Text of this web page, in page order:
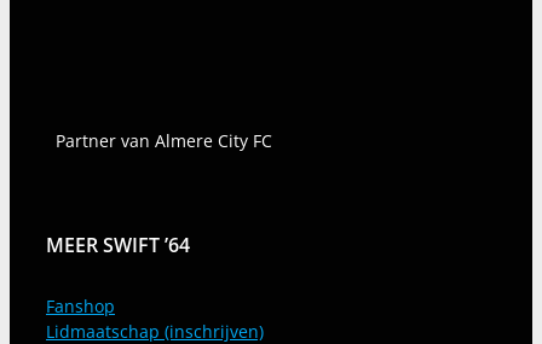
Partner van Almere City FC
MEER SWIFT ’64
Fanshop
Lidmaatschap (inschrijven)